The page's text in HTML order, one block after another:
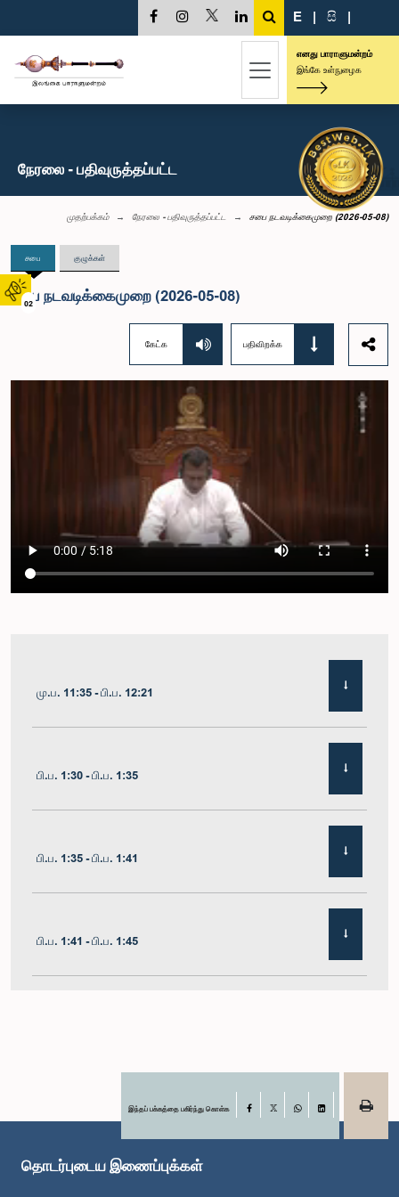
02
E | සි |
எனது பாராளுமன்றம்
இங்கே உள்நுழைக
நேரலை - பதிவுருத்தப்பட்ட
முதற்பக்கம் நேரலை - பதிவுருத்தப்பட்ட சபை நடவடிக்கைமுறை (2026-05-08)
சபை குழுக்கள்
சபை நடவடிக்கைமுறை (2026-05-08)
கேட்க பதிவிறக்க
மு.ப. 11:35 - பி.ப. 12:21
பி.ப. 1:30 - பி.ப. 1:35
பி.ப. 1:35 - பி.ப. 1:41
பி.ப. 1:41 - பி.ப. 1:45
பி.ப. 1:51 - பி.ப. 1:57இந்தப் பக்கத்தை பகிர்ந்து கொள்க Facebook
LinkedIn
தொடர்புடைய இணைப்புக்கள்